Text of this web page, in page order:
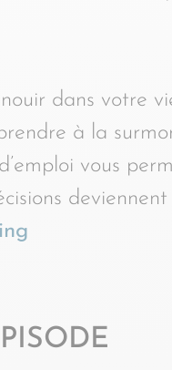
dans votre
à la
vous
deviennent